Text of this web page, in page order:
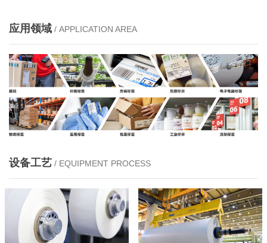
应用领域 / APPLICATION AREA
设备工艺 / EQUIPMENT PROCESS